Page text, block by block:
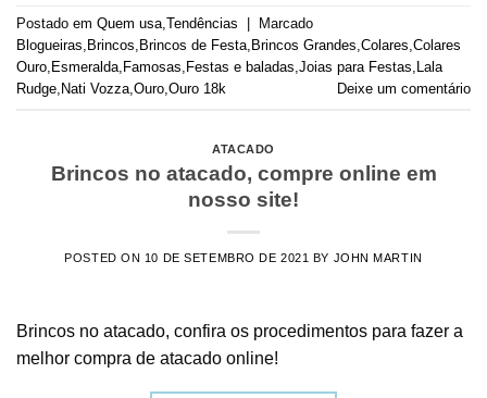
Postado em Quem usa Tendências
Marcado
Blogueiras Brincos Brincos de Festa Brincos Grandes Colares Colares
Ouro Esmeralda Famosas Festas e baladas Joias para Festas
Lala
Rudge Nati Vozza Ouro Ouro 18k Deixe um comentário
ATACADO
Brincos no atacado, compre online em
nosso site!
POSTED ON 10 DE SETEMBRO DE 2021 BY JOHN MARTIN
Brincos no atacado, confira os procedimentos para fazer a
melhor compra de atacado online!